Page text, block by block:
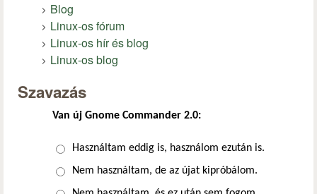
Blog
Linux-os fórum
Linux-os hír és blog
Linux-os blog
Szavazás
Van új Gnome Commander 2.0:
Választások
Használtam eddig is, használom ezután is.
Nem használtam, de az újat kipróbálom.